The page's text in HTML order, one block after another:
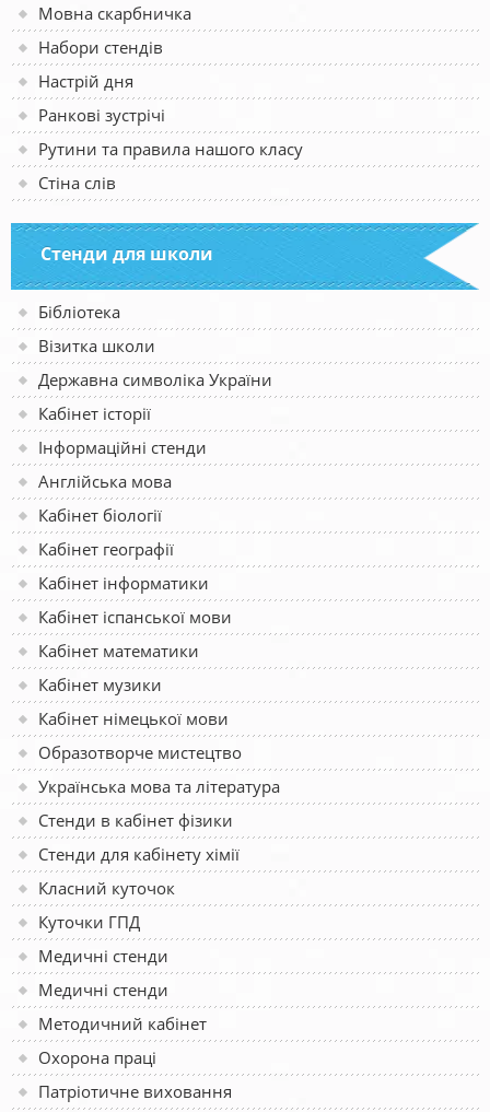
Мовна скарбничка
Набори стендів
Настрій дня
Ранкові зустрічі
Рутини та правила нашого класу
Стіна слів
Стенди для школи
Бібліотека
Візитка школи
Державна символіка України
Кабінет історії
Інформаційні стенди
Англійська мова
Кабінет біології
Кабінет географії
Кабінет інформатики
Кабінет іспанської мови
Кабінет математики
Кабінет музики
Кабінет німецької мови
Образотворче мистецтво
Українська мова та література
Стенди в кабінет фізики
Стенди для кабінету хімії
Класний куточок
Куточки ГПД
Медичні стенди
Медичні стенди
Методичний кабінет
Охорона праці
Патріотичне виховання